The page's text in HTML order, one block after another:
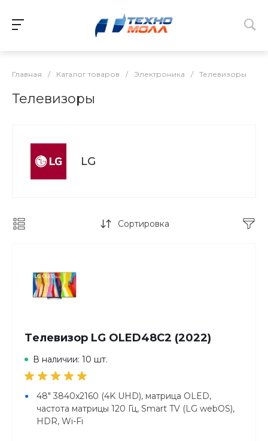
Главная / Каталог товаров / Электроника / Телевизоры
Телевизоры
LG
Сортировка
Tелевизор LG OLED48C2 (2022)
В наличии: 10 шт.
48" 3840x2160 (4K UHD), матрица OLED,
частота матрицы 120 Гц, Smart TV (LG webOS),
HDR, Wi-Fi